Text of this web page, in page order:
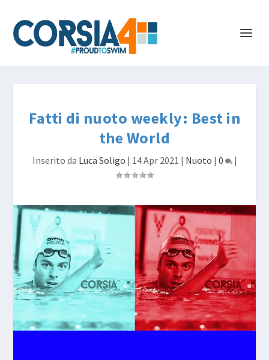
Fatti di nuoto weekly: Best in
the World
Inserito da Luca Soligo | 14 Apr 2021 | Nuoto | 0 |